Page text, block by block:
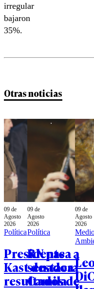
irregular
bajaron
35%.
Otras noticias
09 de
Agosto
2026
Política
Presidente
Kast destaca
resultados de
09 de
Agosto
2026
Política
RN pasa a
senadora
Camila
09 de
Agosto
2026